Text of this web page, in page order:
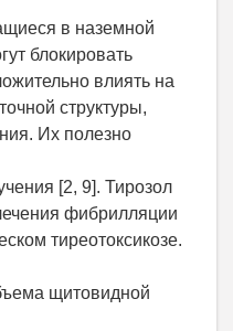
в наземной
блокировать
влиять на
структуры,
Их полезно
[2, 9]. Тирозол
фибрилляции
тиреотоксикозе.
щитовидной